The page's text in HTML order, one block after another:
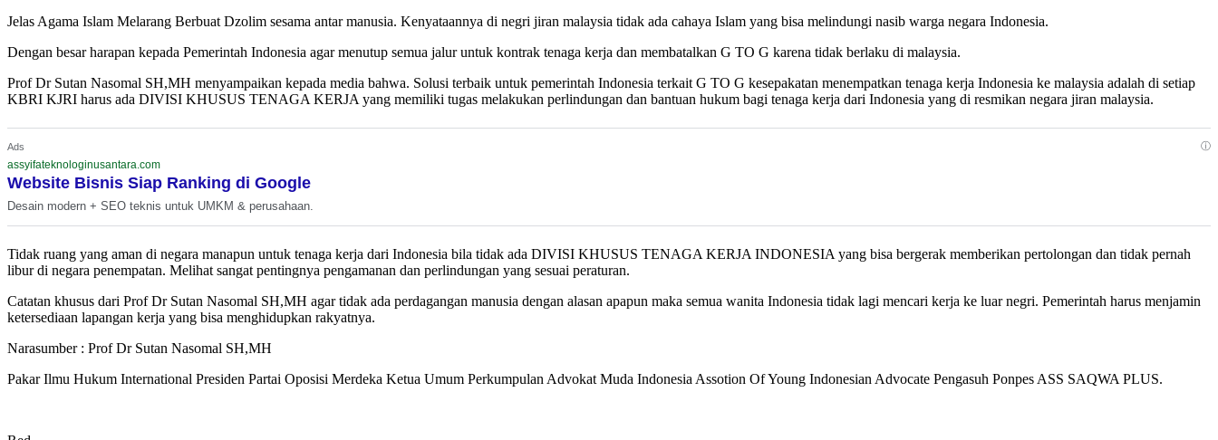
Jelas Agama Islam Melarang Berbuat Dzolim sesama antar manusia. Kenyataannya di negri jiran malaysia tidak ada cahaya Islam yang bisa melindungi nasib warga negara Indonesia.
Dengan besar harapan kepada Pemerintah Indonesia agar menutup semua jalur untuk kontrak tenaga kerja dan membatalkan G TO G karena tidak berlaku di malaysia.
Prof Dr Sutan Nasomal SH,MH menyampaikan kepada media bahwa. Solusi terbaik untuk pemerintah Indonesia terkait G TO G kesepakatan menempatkan tenaga kerja Indonesia ke malaysia adalah di setiap
KBRI KJRI harus ada DIVISI KHUSUS TENAGA KERJA yang memiliki tugas melakukan perlindungan dan bantuan hukum bagi tenaga kerja dari Indonesia yang di resmikan negara jiran malaysia.
Ads ⓘ
assyifateknologinusantara.com
Website Bisnis Siap Ranking di Google
Desain modern + SEO teknis untuk UMKM & perusahaan.
Tidak ruang yang aman di negara manapun untuk tenaga kerja dari Indonesia bila tidak ada DIVISI KHUSUS TENAGA KERJA INDONESIA yang bisa bergerak memberikan pertolongan dan tidak pernah
libur di negara penempatan. Melihat sangat pentingnya pengamanan dan perlindungan yang sesuai peraturan.
Catatan khusus dari Prof Dr Sutan Nasomal SH,MH agar tidak ada perdagangan manusia dengan alasan apapun maka semua wanita Indonesia tidak lagi mencari kerja ke luar negri. Pemerintah harus menjamin
ketersediaan lapangan kerja yang bisa menghidupkan rakyatnya.
Narasumber : Prof Dr Sutan Nasomal SH,MH
Pakar Ilmu Hukum International Presiden Partai Oposisi Merdeka Ketua Umum Perkumpulan Advokat Muda Indonesia Assotion Of Young Indonesian Advocate Pengasuh Ponpes ASS SAQWA PLUS.